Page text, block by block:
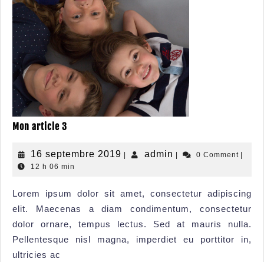
Mon article 3
16 septembre 2019 admin 0 Comment
12 h 06 min
Lorem ipsum dolor sit amet, consectetur adipiscing
elit. Maecenas a diam condimentum, consectetur
dolor ornare, tempus lectus. Sed at mauris nulla.
Pellentesque nisl magna, imperdiet eu porttitor in,
ultricies ac